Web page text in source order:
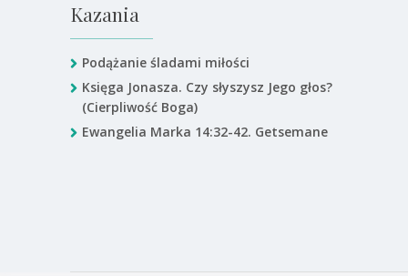
Kazania
Podążanie śladami miłości
Księga Jonasza. Czy słyszysz Jego głos?
(Cierpliwość Boga)
Ewangelia Marka 14:32-42. Getsemane